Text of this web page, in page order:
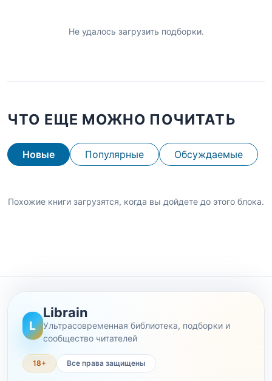
Не удалось загрузить подборки.
ЧТО ЕЩЕ МОЖНО ПОЧИТАТЬ
Новые Популярные Обсуждаемые
Похожие книги загрузятся, когда вы дойдете до этого блока.
L
Librain
Ультрасовременная библиотека, подборки и
сообщество читателей
18+ Все права защищены